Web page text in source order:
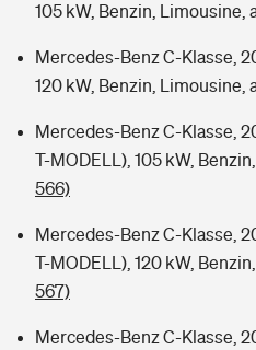
105 kW, Benzin, Limousine,
Mercedes-Benz C-Klasse,
120 kW, Benzin, Limousine,
Mercedes-Benz C-Klasse,
T-MODELL), 105 kW,
566)
Mercedes-Benz C-Klasse,
T-MODELL), 120 kW,
567)
Mercedes-Benz C-Klasse,